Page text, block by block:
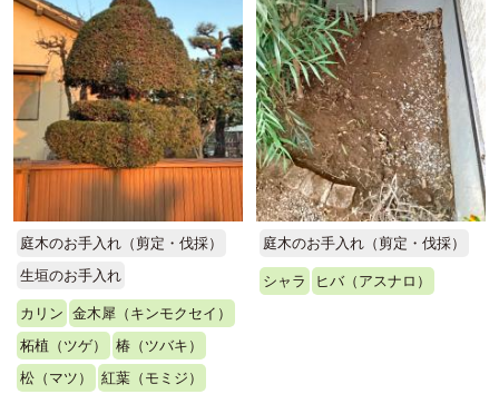
庭木のお手入れ（剪定・伐採）
生垣のお手入れ
カリン 金木犀（キンモクセイ）
柘植（ツゲ）
椿（ツバキ）
松（マツ）
紅葉（モミジ）
庭木のお手入れ（剪定・伐採）
シャラ ヒバ（アスナロ）